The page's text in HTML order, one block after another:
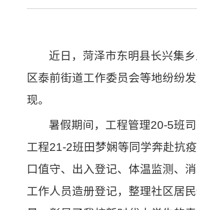
近日，菏泽市东明县长兴集
区泰前街道工作委员会等地纷纷
现。
暑假期间，工程管理20-5班
工程21-2班田梦娴等同学奔赴抗
口值守、出入登记、体温监测、
工作人员造册登记，整理社区居